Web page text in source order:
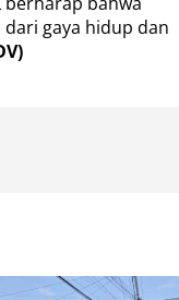
gaya hidup dan